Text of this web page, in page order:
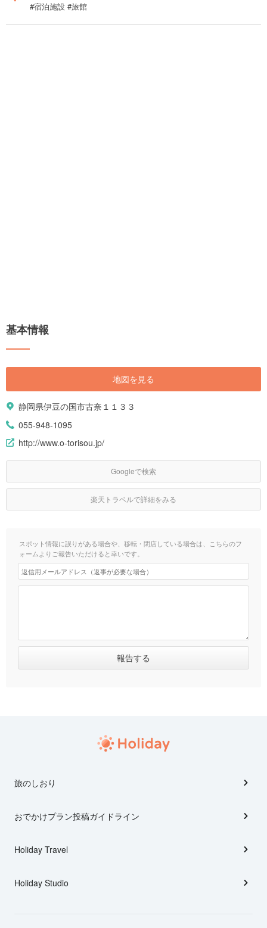
#宿泊施設 #旅館
基本情報
地図を見る
静岡県伊豆の国市古奈１１３３
055-948-1095
http://www.o-torisou.jp/
Googleで検索
楽天トラベルで詳細をみる
スポット情報に誤りがある場合や、移転・閉店している場合は、こちらのフ
ォームよりご報告いただけると幸いです。
旅のしおり
おでかけプラン投稿ガイドライン
Holiday Travel
Holiday Studio